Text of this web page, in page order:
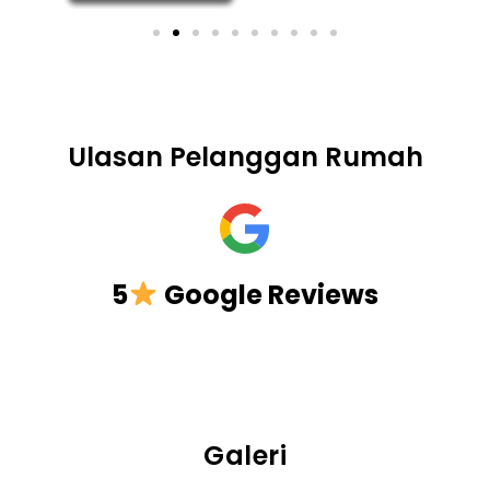
Ulasan Pelanggan Rumah
5 Google Reviews
Galeri